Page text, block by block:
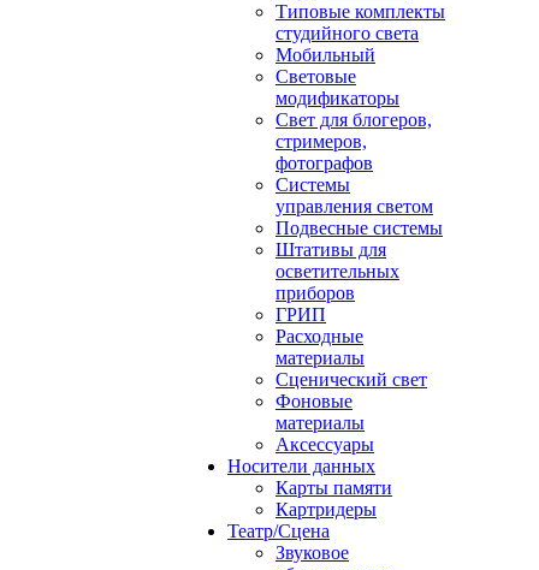
Типовые комплекты
студийного света
Мобильный
Световые
модификаторы
Свет для блогеров,
стримеров,
фотографов
Системы
управления светом
Подвесные системы
Штативы для
осветительных
приборов
ГРИП
Расходные
материалы
Сценический свет
Фоновые
материалы
Аксессуары
Носители данных
Карты памяти
Картридеры
Театр/Сцена
Звуковое